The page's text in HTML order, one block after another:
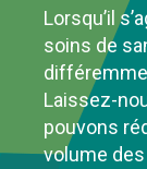
Lorsqu’il
soins de
Laissez-
pouvons
volume